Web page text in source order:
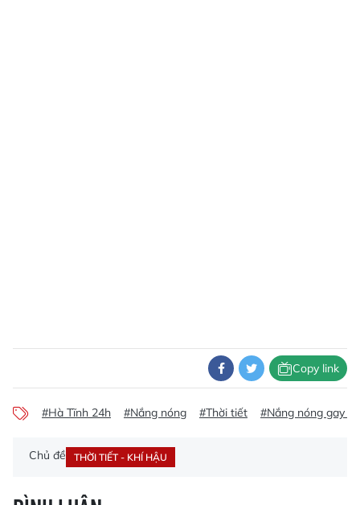
Copy link
#Hà Tĩnh 24h #Nắng nóng #Thời tiết #Nắng nóng gay
Chủ đề THỜI TIẾT - KHÍ HẬU